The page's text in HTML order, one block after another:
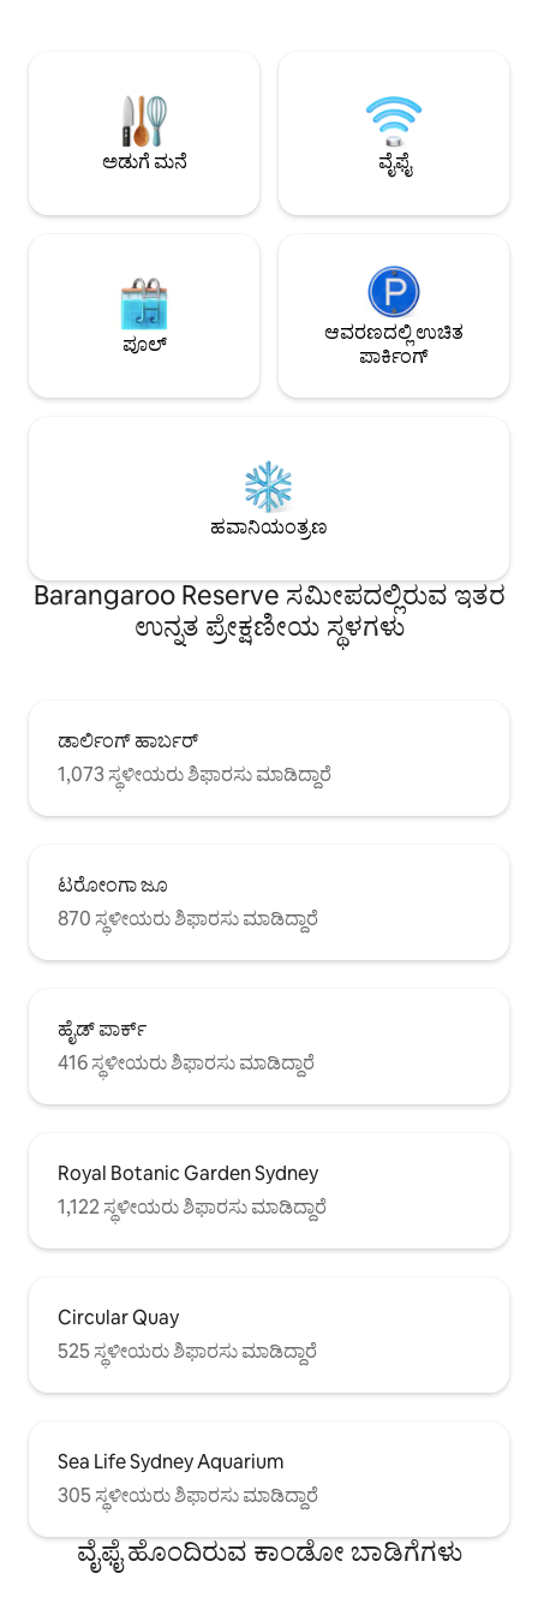
ಅದ್ಭುತವಾಗಿದೆ ಹಗಲಿನಲ್ಲಿ ಶಾಂತಿಯುತ, ರಾತ್ರಿಯಲ್ಲಿ
ಬೆರಗುಗೊಳಿಸುತ್ತದೆ ಬನ್ನಿ ಮತ್ತು ಶಾಂತವಾಗಿರಿ – ನೀವು
ಹೊರಡಲು ಬಯಸುವುದಿಲ್ಲ!
ವಿಶ್ರಾಂತಿ ಪಡೆಯಿರಿ.
ಈ ಪ್ರಶಾಂತ
ಚಿಂತೆಗಳನ್ನು
ಅಡುಗೆ ಮನೆ ವೈಫೈ
ಪೂಲ್
ಆವರಣದಲ್ಲಿ ಉಚಿತ
ಪಾರ್ಕಿಂಗ್
ಹವಾನಿಯಂತ್ರಣ
Barangaroo Reserve ಸಮೀಪದಲ್ಲಿರುವ ಇತರ
ಉನ್ನತ ಪ್ರೇಕ್ಷಣೀಯ ಸ್ಥಳಗಳು
ಡಾರ್ಲಿಂಗ್ ಹಾರ್ಬರ್
1,073 ಸ್ಥಳೀಯರು ಶಿಫಾರಸು ಮಾಡಿದ್ದಾರೆ
ಟರೋಂಗಾ ಜೂ
870 ಸ್ಥಳೀಯರು ಶಿಫಾರಸು ಮಾಡಿದ್ದಾರೆ
ಹೈಡ್ ಪಾರ್ಕ್
416 ಸ್ಥಳೀಯರು ಶಿಫಾರಸು ಮಾಡಿದ್ದಾರೆ
Royal Botanic Garden Sydney
1,122 ಸ್ಥಳೀಯರು ಶಿಫಾರಸು ಮಾಡಿದ್ದಾರೆ
Circular Quay
525 ಸ್ಥಳೀಯರು ಶಿಫಾರಸು ಮಾಡಿದ್ದಾರೆ
Sea Life Sydney Aquarium
305 ಸ್ಥಳೀಯರು ಶಿಫಾರಸು ಮಾಡಿದ್ದಾರೆ
ವೈಫೈ ಹೊಂದಿರುವ ಕಾಂಡೋ ಬಾಡಿಗೆಗಳು